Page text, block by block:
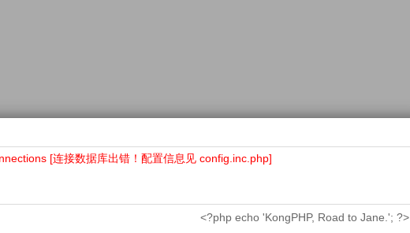
[连接数据库出错！配置信息见 config.inc.php]
<?php echo 'KongPHP, Road to Jane.'; ?>